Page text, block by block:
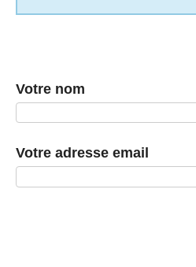
Votre nom
Votre adresse email